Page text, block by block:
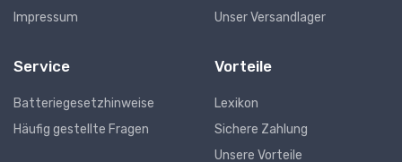
Impressum
Unser Versandlager
Service
Batteriegesetzhinweise
Häufig gestellte Fragen
Vorteile
Lexikon
Sichere Zahlung
Unsere Vorteile